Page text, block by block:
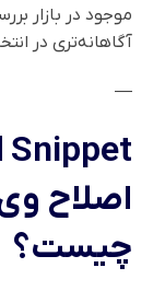
موجود در بازار
آگاهانه‌تری در
—
چیست؟